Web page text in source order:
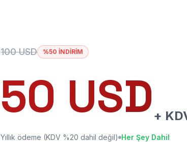
100 USD %50 İNDİRİM
50 USD +
Yıllık ödeme (KDV %20 dahil değil) Her Şey Dahil